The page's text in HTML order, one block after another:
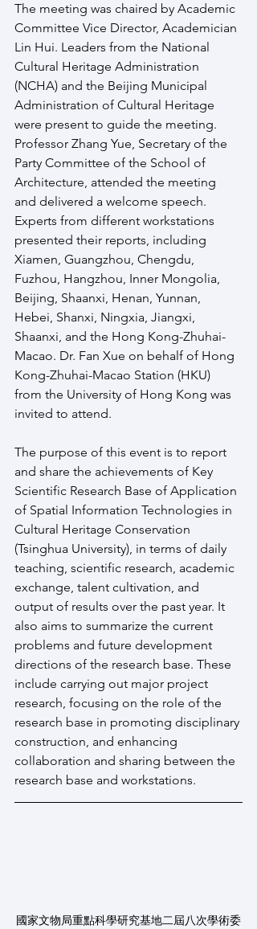
The meeting was chaired by Academic
Committee Vice Director, Academician
Lin Hui. Leaders from the National
Cultural Heritage Administration
(NCHA) and the Beijing Municipal
Administration of Cultural Heritage
were present to guide the meeting.
Professor Zhang Yue, Secretary of the
Party Committee of the School of
Architecture, attended the meeting
and delivered a welcome speech.
Experts from different workstations
presented their reports, including
Xiamen, Guangzhou, Chengdu,
Fuzhou, Hangzhou, Inner Mongolia,
Beijing, Shaanxi, Henan, Yunnan,
Hebei, Shanxi, Ningxia, Jiangxi,
Shaanxi, and the Hong Kong-Zhuhai-
Macao. Dr. Fan Xue on behalf of Hong
Kong-Zhuhai-Macao Station (HKU)
from the University of Hong Kong was
invited to attend.
The purpose of this event is to report
and share the achievements of Key
Scientific Research Base of Application
of Spatial Information Technologies in
Cultural Heritage Conservation
(Tsinghua University), in terms of daily
teaching, scientific research, academic
exchange, talent cultivation, and
output of results over the past year. It
also aims to summarize the current
problems and future development
directions of the research base. These
include carrying out major project
research, focusing on the role of the
research base in promoting disciplinary
construction, and enhancing
collaboration and sharing between the
research base and workstations.
國家文物局重點科學研究基地二屆八次學術委